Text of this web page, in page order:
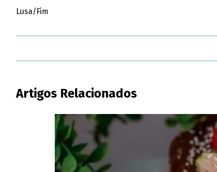
Lusa/Fim
Artigos Relacionados